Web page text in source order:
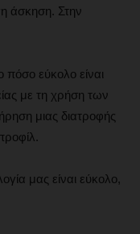
άσκηση. Στην
εύκολο είναι
με τη χρήση των
μιας διατροφής
μας είναι εύκολο,